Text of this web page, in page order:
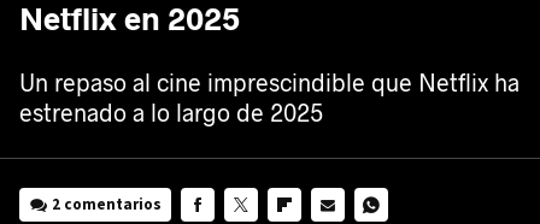
Netflix en 2025
Un repaso al cine imprescindible que Netflix ha
estrenado a lo largo de 2025
2 comentarios